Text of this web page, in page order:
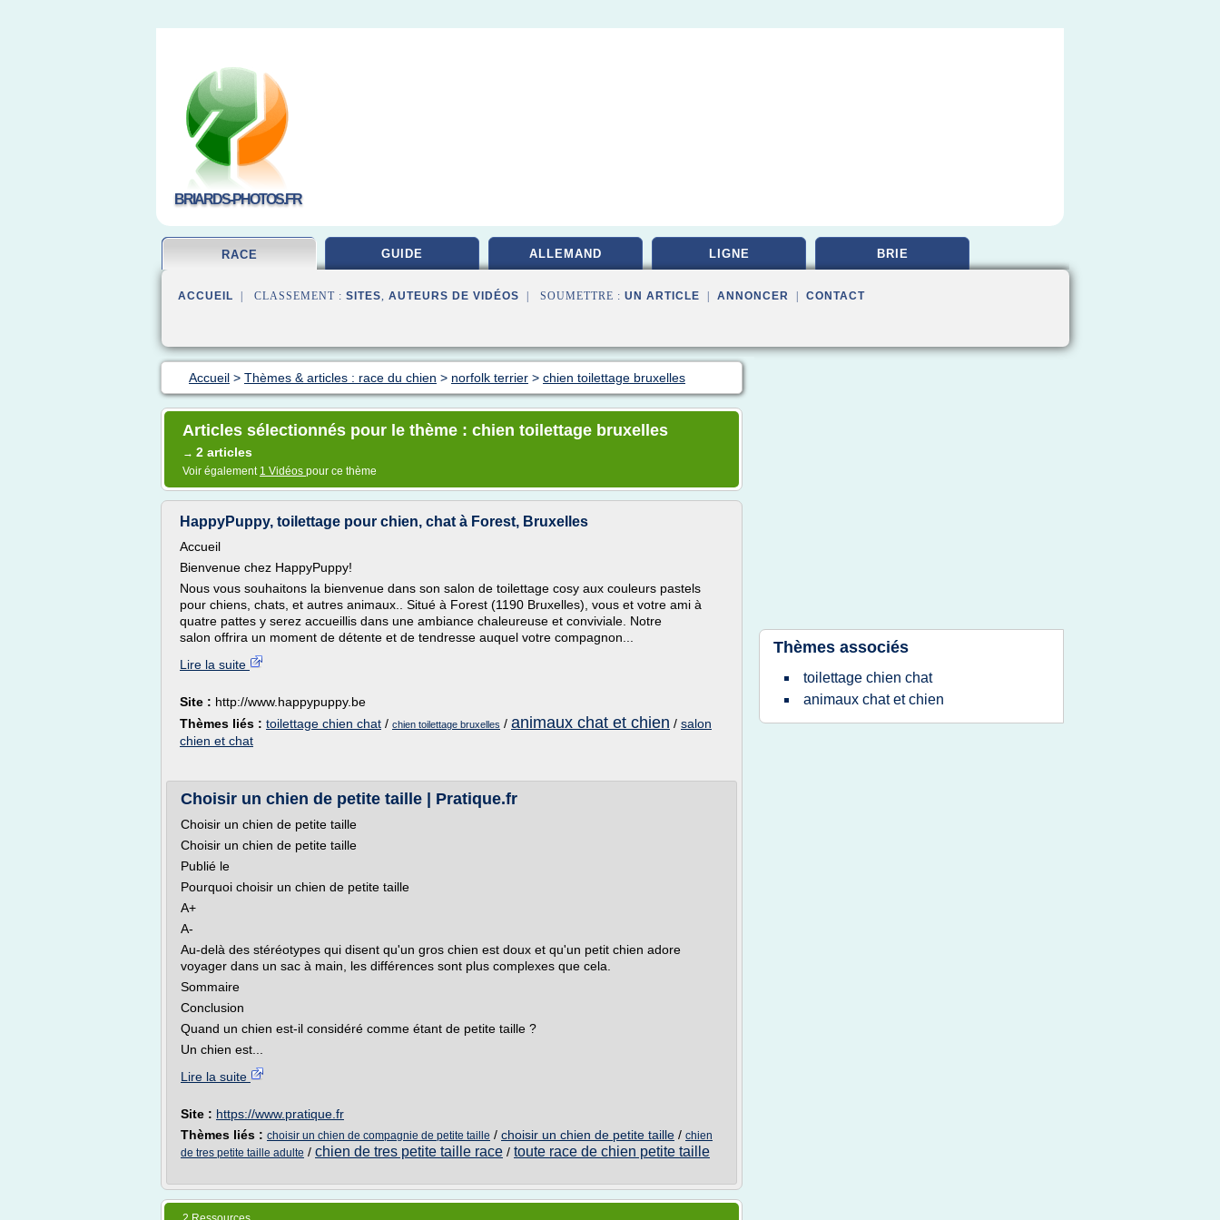
BRIARDS-PHOTOS.FR
RACE GUIDE ALLEMAND LIGNE BRIE
ACCUEIL | CLASSEMENT : SITES, AUTEURS DE VIDÉOS | SOUMETTRE : UN ARTICLE ANNONCER CONTACT
Accueil > Thèmes & articles : race du chien > norfolk terrier > chien toilettage bruxelles
Articles sélectionnés pour le thème : chien toilettage bruxelles
→ 2 articles
Voir également 1 Vidéos pour ce thème
HappyPuppy, toilettage pour chien, chat à Forest, Bruxelles
Accueil
Bienvenue chez HappyPuppy!
Nous vous souhaitons la bienvenue dans son salon de toilettage cosy aux couleurs pastels
pour chiens, chats, et autres animaux.. Situé à Forest (1190 Bruxelles), vous et votre ami à
quatre pattes y serez accueillis dans une ambiance chaleureuse et conviviale. Notre
salon offrira un moment de détente et de tendresse auquel votre compagnon...
Lire la suite
Site : http://www.happypuppy.be
Thèmes liés : toilettage chien chat / chien toilettage bruxelles / animaux chat et chien / salon
chien et chat
Choisir un chien de petite taille | Pratique.fr
Choisir un chien de petite taille
Choisir un chien de petite taille
Publié le
Pourquoi choisir un chien de petite taille
A+
A-
Au-delà des stéréotypes qui disent qu'un gros chien est doux et qu'un petit chien adore
voyager dans un sac à main, les différences sont plus complexes que cela.
Sommaire
Conclusion
Quand un chien est-il considéré comme étant de petite taille ?
Un chien est...
Lire la suite
Site : https://www.pratique.fr
Thèmes liés : choisir un chien de compagnie de petite taille / choisir un chien de petite taille / chien
de tres petite taille adulte / chien de tres petite taille race / toute race de chien petite taille
Thèmes associés
toilettage chien chat
animaux chat et chien